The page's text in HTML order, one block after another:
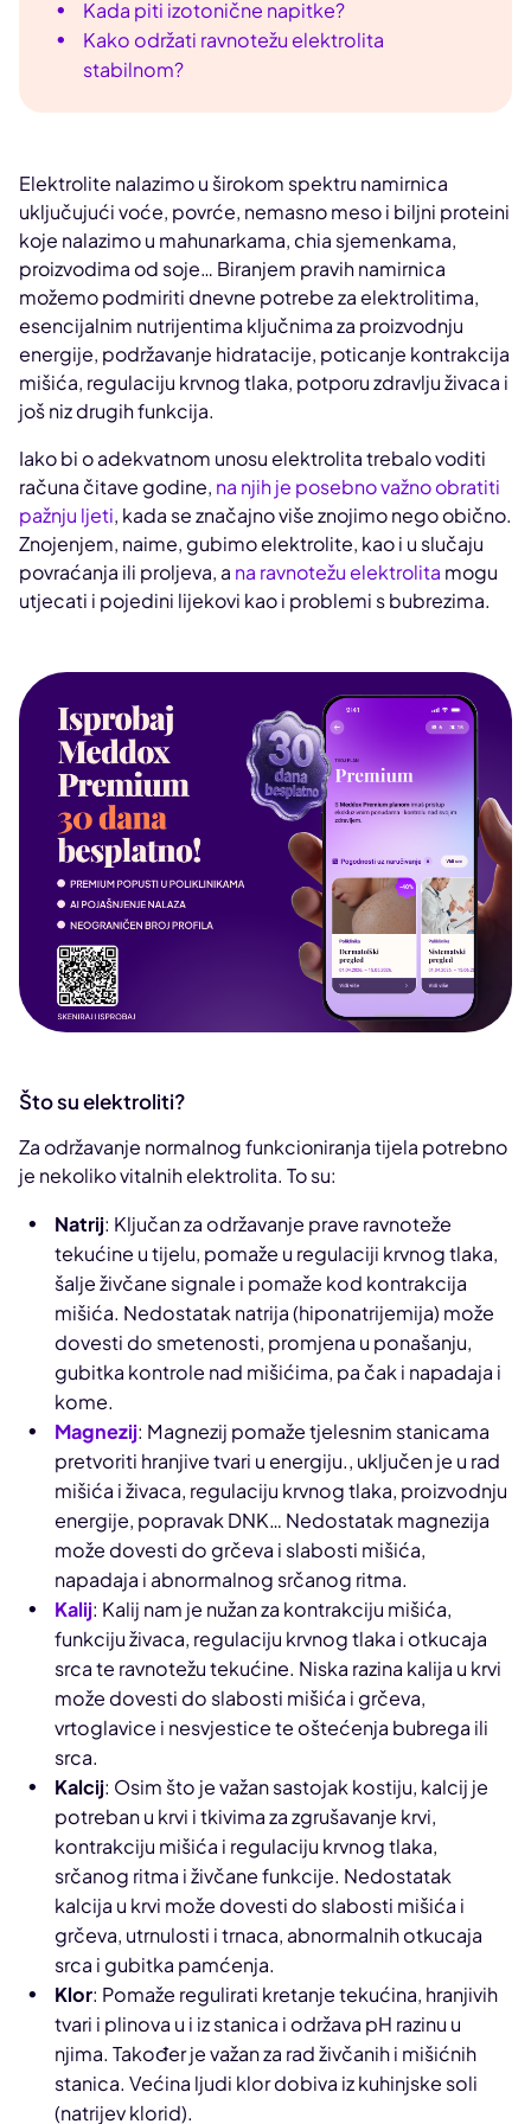
Kada piti izotonične napitke?
Kako održati ravnotežu elektrolita
stabilnom?
Elektrolite nalazimo u širokom spektru namirnica
uključujući voće, povrće, nemasno meso i biljni proteini
koje nalazimo u mahunarkama, chia sjemenkama,
proizvodima od soje… Biranjem pravih namirnica
možemo podmiriti dnevne potrebe za elektrolitima,
esencijalnim nutrijentima ključnima za proizvodnju
energije, podržavanje hidratacije, poticanje kontrakcija
mišića, regulaciju krvnog tlaka, potporu zdravlju živaca i
još niz drugih funkcija.
Iako bi o adekvatnom unosu elektrolita trebalo voditi
računa čitave godine, na njih je posebno važno obratiti
pažnju ljeti, kada se značajno više znojimo nego obično.
Znojenjem, naime, gubimo elektrolite, kao i u slučaju
povraćanja ili proljeva, a na ravnotežu elektrolita mogu
utjecati i pojedini lijekovi kao i problemi s bubrezima.
Što su elektroliti?
Za održavanje normalnog funkcioniranja tijela potrebno
je nekoliko vitalnih elektrolita. To su:
Natrij: Ključan za održavanje prave ravnoteže
tekućine u tijelu, pomaže u regulaciji krvnog tlaka,
šalje živčane signale i pomaže kod kontrakcija
mišića. Nedostatak natrija (hiponatrijemija) može
dovesti do smetenosti, promjena u ponašanju,
gubitka kontrole nad mišićima, pa čak i napadaja i
kome.
Magnezij: Magnezij pomaže tjelesnim stanicama
pretvoriti hranjive tvari u energiju., uključen je u rad
mišića i živaca, regulaciju krvnog tlaka, proizvodnju
energije, popravak DNK… Nedostatak magnezija
može dovesti do grčeva i slabosti mišića,
napadaja i abnormalnog srčanog ritma.
Kalij: Kalij nam je nužan za kontrakciju mišića,
funkciju živaca, regulaciju krvnog tlaka i otkucaja
srca te ravnotežu tekućine. Niska razina kalija u krvi
može dovesti do slabosti mišića i grčeva,
vrtoglavice i nesvjestice te oštećenja bubrega ili
srca.
Kalcij: Osim što je važan sastojak kostiju, kalcij je
potreban u krvi i tkivima za zgrušavanje krvi,
kontrakciju mišića i regulaciju krvnog tlaka,
srčanog ritma i živčane funkcije. Nedostatak
kalcija u krvi može dovesti do slabosti mišića i
grčeva, utrnulosti i trnaca, abnormalnih otkucaja
srca i gubitka pamćenja.
Klor: Pomaže regulirati kretanje tekućina, hranjivih
tvari i plinova u i iz stanica i održava pH razinu u
njima. Također je važan za rad živčanih i mišićnih
stanica. Većina ljudi klor dobiva iz kuhinjske soli
(natrijev klorid).